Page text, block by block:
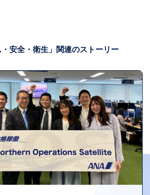
・安全・衛生」関連のストーリー